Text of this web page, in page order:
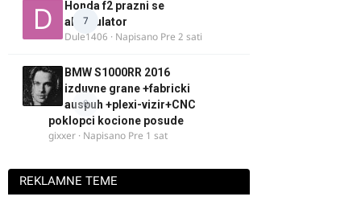
7
Honda f2 prazni se
akomulator
Dule1406 · Napisano Pre 2 sati
0
BMW S1000RR 2016
izduvne grane +fabricki
auspuh +plexi-vizir+CNC
poklopci kocione posude
gixxer · Napisano Pre 1 sat
REKLAMNE TEME